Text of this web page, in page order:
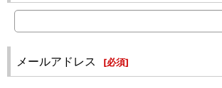
メールアドレス [必須]